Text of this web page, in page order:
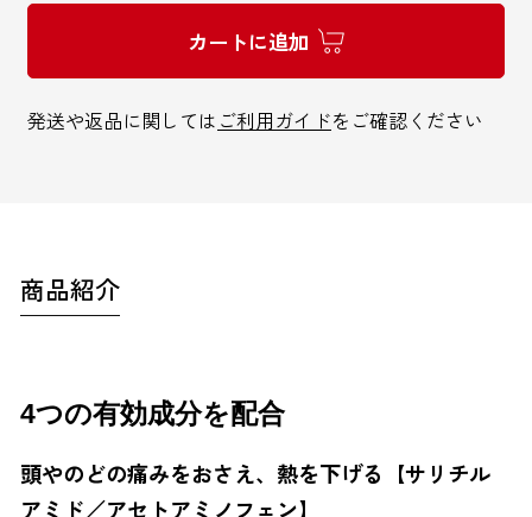
インターネットでのお問い合わせ
9:00～18:00 / 土日祝も可
カートに追加
発送や返品に関しては ご利用ガイドをご確認ください
商品紹介
4つの有効成分を配合
頭やのどの痛みをおさえ、熱を下げる【サリチル
アミド／アセトアミノフェン】